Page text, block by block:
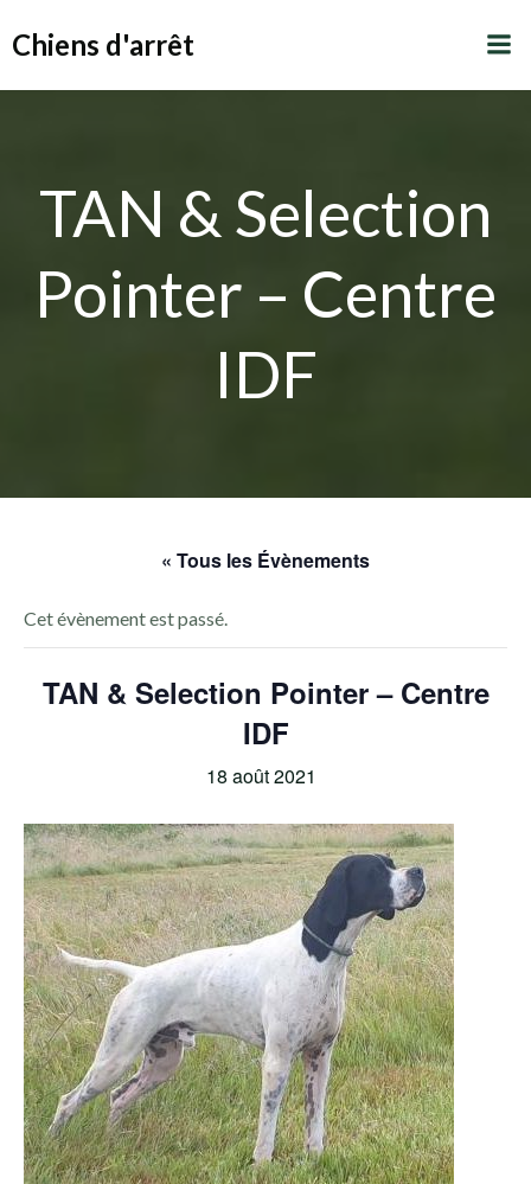
Chiens d'arrêt
TAN & Selection
Pointer – Centre
IDF
« Tous les Évènements
Cet évènement est passé.
TAN & Selection Pointer – Centre
IDF
18 août 2021